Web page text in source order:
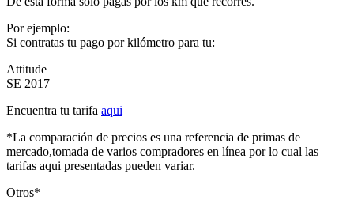
Por ejemplo:
Si contratas tu pago por kilómetro para tu:
Attitude
SE 2017
Encuentra tu tarifa aqui
*La comparación de precios es una referencia de primas de
mercado,tomada de varios compradores en línea por lo cual las
tarifas aqui presentadas pueden variar.
Otros*